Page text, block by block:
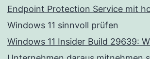
Endpoint Protection Service mit
Windows 11 sinnvoll prüfen
Windows 11 Insider Build 29639: